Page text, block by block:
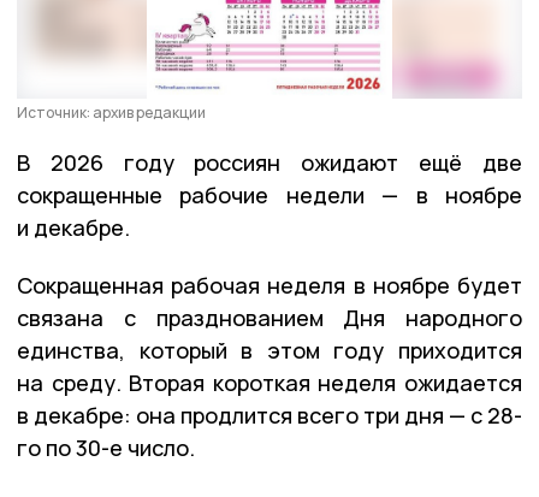
Источник: архив редакции
В 2026 году россиян ожидают ещё две
сокращенные рабочие недели — в ноябре
и декабре.
Сокращенная рабочая неделя в ноябре будет
связана с празднованием Дня народного
единства, который в этом году приходится
на среду. Вторая короткая неделя ожидается
в декабре: она продлится всего три дня — с 28-
го по 30-е число.